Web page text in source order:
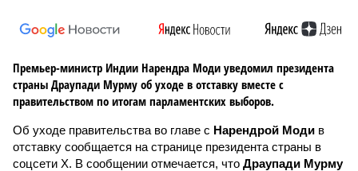
Премьер-министр Индии Нарендра Моди уведомил президента
страны Драупади Мурму об уходе в отставку вместе с
правительством по итогам парламентских выборов.
Об уходе правительства во главе с Нарендрой Моди в
отставку сообщается на странице президента страны в
соцсети Х. В сообщении отмечается, что Драупади Мурму